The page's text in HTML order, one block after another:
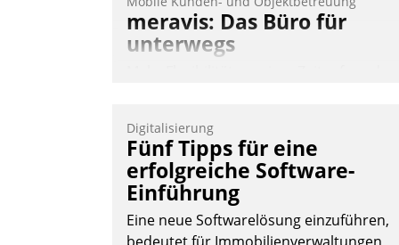
meravis: Das Büro für
unterwegs
Mitarbeiter von Datatrain. Die meravis
Wohnungsbau- und Immobilien GmbH
hat sich dabei für den Betrieb der Lösung
über die SAP Cloud Platform entschieden
- als erstes Unternehmen am
Digitalisierung
Fünf Tipps für eine
erfolgreiche Software-
Einführung
Eine neue Softwarelösung einzuführen,